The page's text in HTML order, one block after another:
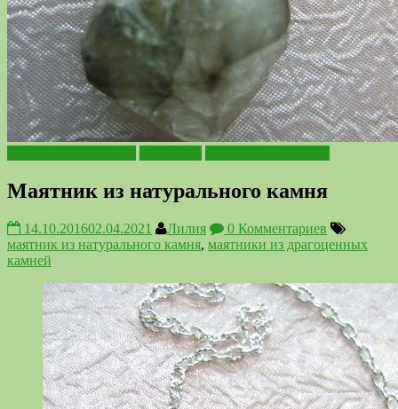
Маятник из натурального камня
14.10.201602.04.2021 Лилия
0 Комментариев
маятник из натурального камня, маятники из драгоценных
камней